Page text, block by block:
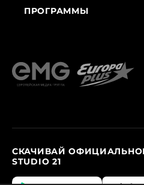
ПРОГРАММЫ
СКАЧИВАЙ
STUDIO 21